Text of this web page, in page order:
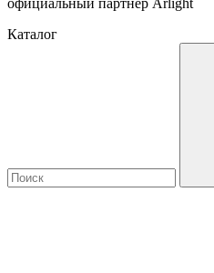
официальный партнер Arlight
Каталог